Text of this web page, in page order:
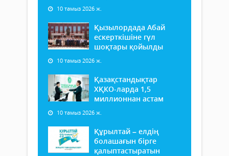
10 тамыз 2026 ж.
Қызылордада Абай
ескерткішіне гүл
шоқтары қойылды
10 тамыз 2026 ж.
Қазақстандықтар
ХҚКО-ларда 1,5
миллионнан астам
10 тамыз 2026 ж.
Құрылтай – елдің
болашағын бірге
қалыптастыратын